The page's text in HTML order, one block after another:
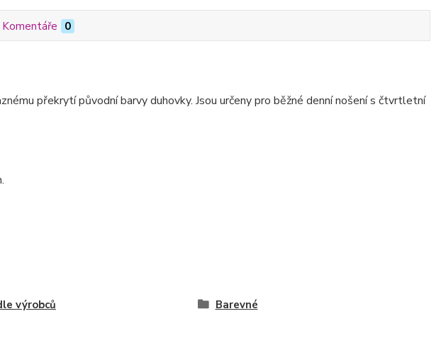
Komentáře 0
překrytí původní barvy duhovky. Jsou určeny pro běžné denní nošení s čtvrtletní
výrobců
Barevné